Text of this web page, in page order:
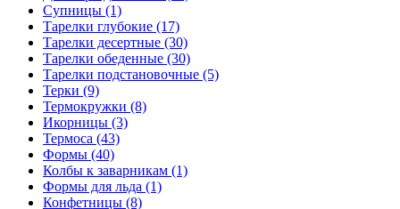
Супницы (1)
Тарелки глубокие (17)
Тарелки десертные (30)
Тарелки обеденные (30)
Тарелки подстановочные (5)
Терки (9)
Термокружки (8)
Икорницы (3)
Термоса (43)
Формы (40)
Колбы к заварникам (1)
Формы для льда (1)
Конфетницы (8)